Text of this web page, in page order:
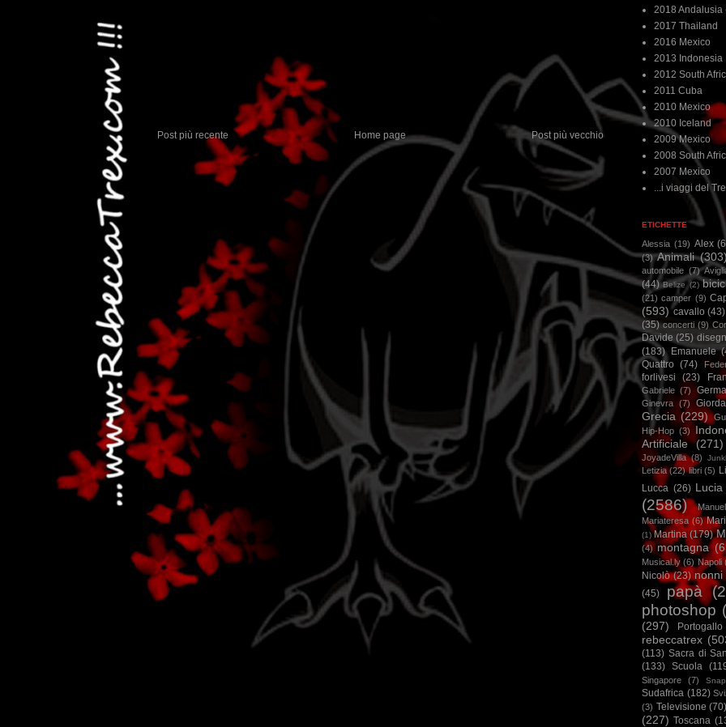
Post più recente Post più vecchio
Home page
2018 Andalusia
2017 Thailand
2016 Mexico
2013 Indonesia
2012 South
2011 Cuba
2010 Mexico
2010 Iceland
2009 Mexico
2008 South
2007 Mexico
...i viaggi del
ETICHETTE
Alessia (19) Alex
(3) Animali
automobile (7)
(44) Belize (2)
(21) camper (9)
(593) cavallo (43)
(35) concerti (9)
Davide (25)
(183)
Emanuele
Quattro (74)
forlivesi (23)
Gabriele (7)
Ginevra (7)
Grecia (229)
Hip-Hop (3)
Artificiale
(271)
JoyadeVilla (8)
Letizia (22) libri (5)
Lucca (26) Lucia
(2586)
Mariateresa (6)
(1) Martina (179)
(4) montagna
Musical.ly (6) Napoli
Nicolò (23) nonni
(45) papà
photoshop
(297) Portogallo
rebeccatrex
(113) Sacra di
(133) Scuola
Singapore (7)
Sudafrica (182)
(3) Televisione
(227) Toscana